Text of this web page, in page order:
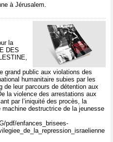
à Jérusalem.
la
DES
grand public aux violations des
humanitaire subies par les
de leur parcours de détention aux
la violence des arrestations aux
par l’iniquité des procès, la
machine destructrice de la jeunesse
pdf/enfances_brisees-